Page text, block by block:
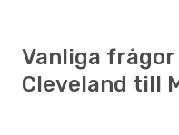
Vanliga
Cleveland till